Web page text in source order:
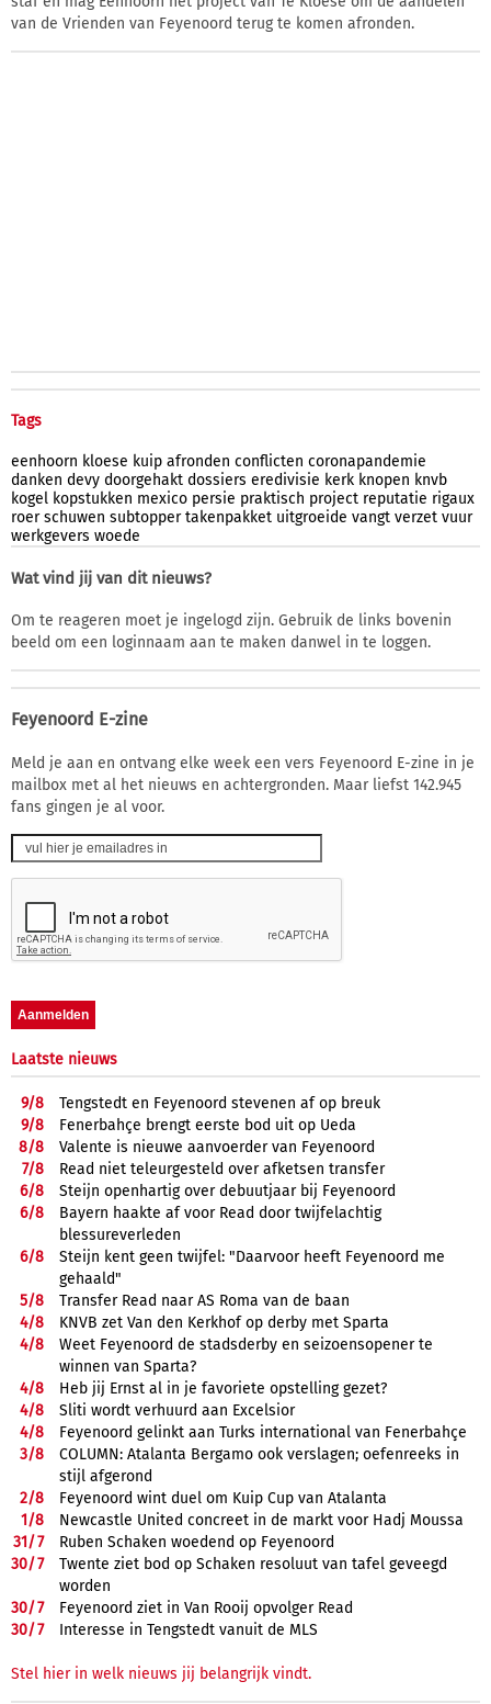
van de Vrienden van Feyenoord terug te komen afronden.
Tags
eenhoorn kloese kuip afronden conflicten coronapandemie
danken devy doorgehakt dossiers eredivisie kerk knopen knvb
kogel kopstukken mexico persie praktisch project reputatie rigaux
roer schuwen subtopper takenpakket uitgroeide vangt verzet vuur
werkgevers woede
Wat vind jij van dit nieuws?
Om te reageren moet je ingelogd zijn. Gebruik de links bovenin
beeld om een loginnaam aan te maken danwel in te loggen.
Feyenoord E-zine
Meld je aan en ontvang elke week een vers Feyenoord E-zine in je
mailbox met al het nieuws en achtergronden. Maar liefst 142.945
fans gingen je al voor.
Laatste nieuws
9/8
Tengstedt en Feyenoord stevenen af op breuk
9/8
Fenerbahçe brengt eerste bod uit op Ueda
8/8
Valente is nieuwe aanvoerder van Feyenoord
7/8
Read niet teleurgesteld over afketsen transfer
6/8
Steijn openhartig over debuutjaar bij Feyenoord
6/8
Bayern haakte af voor Read door twijfelachtig
blessureverleden
6/8
Steijn kent geen twijfel: "Daarvoor heeft Feyenoord me
gehaald"
5/8
Transfer Read naar AS Roma van de baan
4/8
KNVB zet Van den Kerkhof op derby met Sparta
4/8
Weet Feyenoord de stadsderby en seizoensopener te
winnen van Sparta?
4/8
Heb jij Ernst al in je favoriete opstelling gezet?
4/8
Sliti wordt verhuurd aan Excelsior
4/8
Feyenoord gelinkt aan Turks international van Fenerbahçe
3/8
COLUMN: Atalanta Bergamo ook verslagen; oefenreeks in
stijl afgerond
2/8
Feyenoord wint duel om Kuip Cup van Atalanta
1/8
Newcastle United concreet in de markt voor Hadj Moussa
31/7
Ruben Schaken woedend op Feyenoord
30/7
Twente ziet bod op Schaken resoluut van tafel geveegd
worden
30/7
Feyenoord ziet in Van Rooij opvolger Read
30/7 Interesse in Tengstedt vanuit de MLS
Stel hier in welk nieuws jij belangrijk vindt.